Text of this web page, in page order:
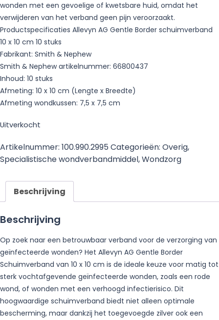
wonden met een gevoelige of kwetsbare huid, omdat het
verwijderen van het verband geen pijn veroorzaakt.
Productspecificaties Allevyn AG Gentle Border schuimverband
10 x 10 cm 10 stuks
Fabrikant: Smith & Nephew
Smith & Nephew artikelnummer: 66800437
Inhoud: 10 stuks
Afmeting: 10 x 10 cm (Lengte x Breedte)
Afmeting wondkussen: 7,5 x 7,5 cm
Uitverkocht
Artikelnummer: 100.990.2995 Categorieën: Overig,
Specialistische wondverbandmiddel,Wondzorg
Beschrijving
Beschrijving
Op zoek naar een betrouwbaar verband voor de verzorging van
geïnfecteerde wonden? Het Allevyn AG Gentle Border
Schuimverband van 10 x 10 cm is de ideale keuze voor matig tot
sterk vochtafgevende geïnfecteerde wonden, zoals een rode
wond, of wonden met een verhoogd infectierisico. Dit
hoogwaardige schuimverband biedt niet alleen optimale
bescherming, maar dankzij het toegevoegde zilver ook een